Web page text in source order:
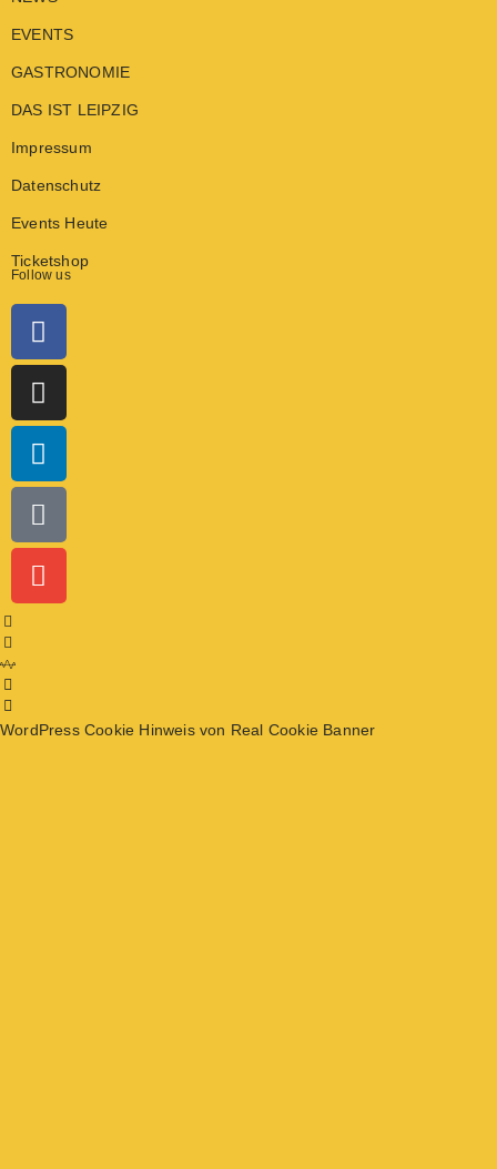
EVENTS
GASTRONOMIE
DAS IST LEIPZIG
Impressum
Datenschutz
Events Heute
Ticketshop
Follow us
WordPress Cookie Hinweis von Real Cookie Banner